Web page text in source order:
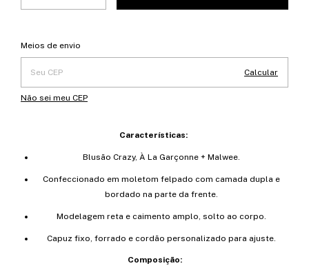
Entregas para o CEP:
Meios de envio
Calcular
Não sei meu CEP
Características:
Blusão Crazy, À La Garçonne + Malwee.
Confeccionado em moletom felpado com camada dupla e
bordado na parte da frente.
Modelagem reta e caimento amplo, solto ao corpo.
Capuz fixo, forrado e cordão personalizado para ajuste.
Composição: